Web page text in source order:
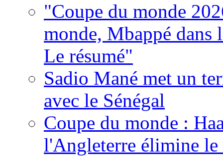
"Coupe du monde
monde, Mbappé dans
Le résumé"
Sadio Mané met un
avec le Sénégal
Coupe du monde :
l'Angleterre élimine